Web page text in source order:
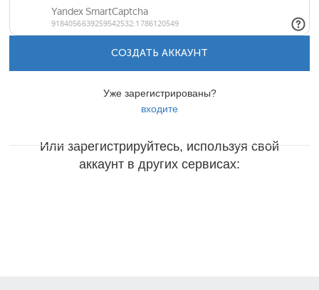
СОЗДАТЬ АККАУНТ
Уже зарегистрированы?
входите
Или зарегистрируйтесь, используя свой
аккаунт в других сервисах: